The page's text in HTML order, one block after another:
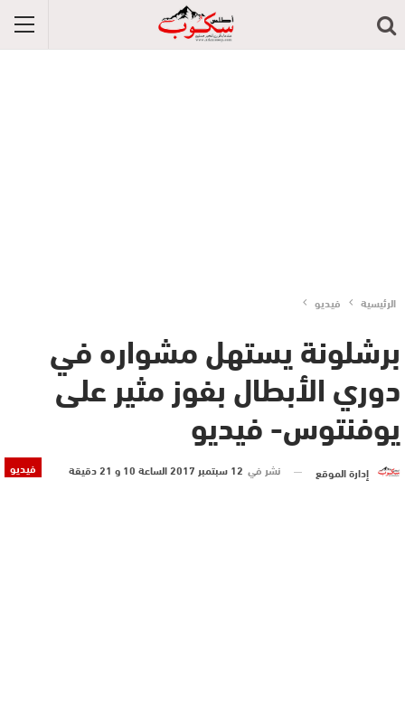
الرئيسية فيديو
برشلونة يستهل مشواره في
دوري الأبطال بفوز مثير على
يوفنتوس- فيديو
فيديو إدارة الموقع نشر في 12 سبتمبر 2017 الساعة 10 و 21 دقيقة